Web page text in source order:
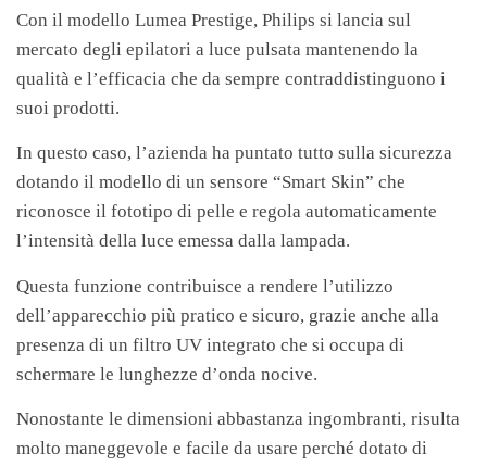
Con il modello Lumea Prestige, Philips si lancia sul
mercato degli epilatori a luce pulsata mantenendo la
qualità e l’efficacia che da sempre contraddistinguono i
suoi prodotti.
In questo caso, l’azienda ha puntato tutto sulla sicurezza
dotando il modello di un sensore “Smart Skin” che
riconosce il fototipo di pelle e regola automaticamente
l’intensità della luce emessa dalla lampada.
Questa funzione contribuisce a rendere l’utilizzo
dell’apparecchio più pratico e sicuro, grazie anche alla
presenza di un filtro UV integrato che si occupa di
schermare le lunghezze d’onda nocive.
Nonostante le dimensioni abbastanza ingombranti, risulta
molto maneggevole e facile da usare perché dotato di